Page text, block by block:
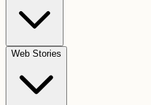
Web Stories